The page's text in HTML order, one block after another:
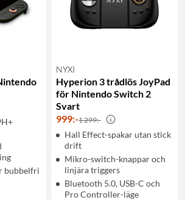
bubbelfri
NYXI
Hyperion 3 trådlös JoyPad
för Nintendo Switch 2
Svart
999:-1 299:-
Hall Effect-spakar utan stick
drift
Mikro-switch-knappar och
linjära triggers
Bluetooth 5.0, USB-C och
Pro Controller-läge